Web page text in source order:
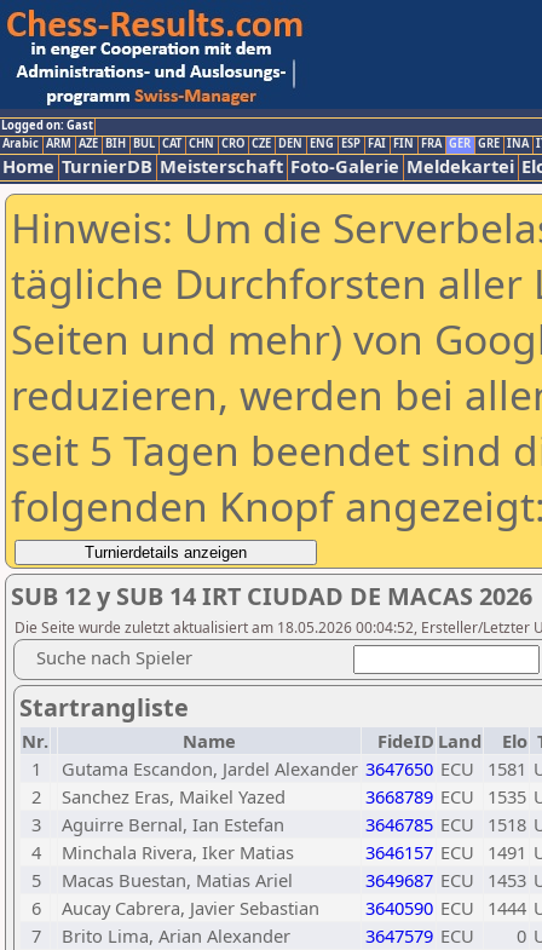
Logged on: Gast
Arabic ARM AZE BIH BUL CAT CHN CRO CZE DEN ENG ESP FAI FIN FRA GER GRE INA
Home TurnierDB Meisterschaft Foto-Galerie Meldekartei
Hinweis: Um die
tägliche Durchforsten aller
Seiten und mehr) von
reduzieren, werden bei
seit 5 Tagen beendet sind
folgenden Knopf
SUB 12 y SUB 14 IRT CIUDAD DE MACAS 2026
Die Seite wurde zuletzt aktualisiert am 18.05.2026 00:04:52, Ersteller/Letzter
Suche nach Spieler
Startrangliste
Nr. Name FideID Land Elo
1
Gutama Escandon, Jardel Alexander 3647650 ECU 1581
2
Sanchez Eras, Maikel Yazed 3668789 ECU 1535
3
Aguirre Bernal, Ian Estefan 3646785 ECU 1518
4
Minchala Rivera, Iker Matias 3646157 ECU 1491
5
Macas Buestan, Matias Ariel 3649687 ECU 1453
6
Aucay Cabrera, Javier Sebastian 3640590 ECU 1444
7
Brito Lima, Arian Alexander 3647579 ECU 0